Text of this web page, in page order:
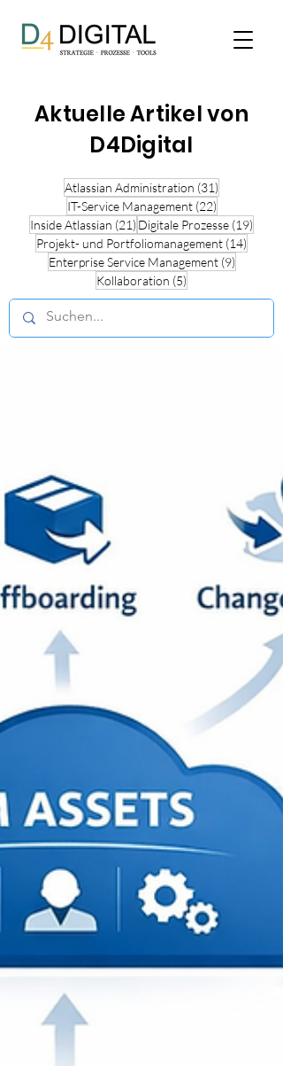
Aktuelle Artikel von
D4Digital
Atlassian Administration (31)
IT-Service Management (22)22 posts
Inside Atlassian (21) 21 posts
Digitale Prozesse (19)
Projekt- und Portfoliomanagement (14)
Enterprise Service Management (9)9 posts
Kollaboration (5)